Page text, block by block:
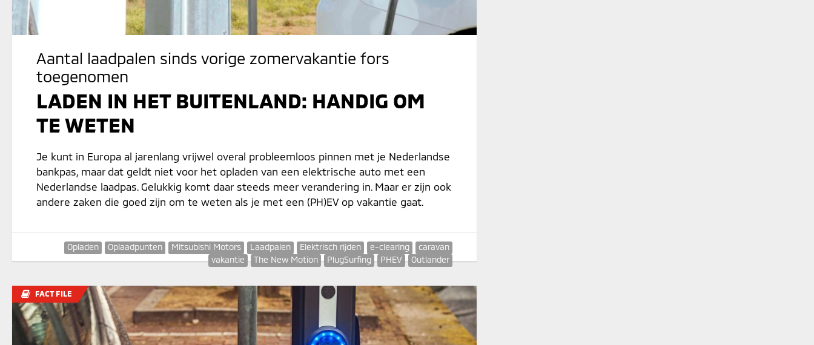
Aantal laadpalen sinds vorige zomervakantie fors
toegenomen
LADEN IN HET BUITENLAND: HANDIG OM
TE WETEN
Je kunt in Europa al jarenlang vrijwel overal probleemloos pinnen met je Nederlandse
bankpas, maar dat geldt niet voor het opladen van een elektrische auto met een
Nederlandse laadpas. Gelukkig komt daar steeds meer verandering in. Maar er zijn ook
andere zaken die goed zijn om te weten als je met een (PH)EV op vakantie gaat.
caravan
e-clearing
Elektrisch rijden
Laadpalen
Mitsubishi Motors
Oplaadpunten
Opladen
Outlander
PHEV
PlugSurfing
The New Motion
vakantie
FACT FILE